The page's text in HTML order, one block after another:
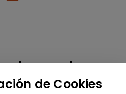
nada
boletín semanal
de Cookies